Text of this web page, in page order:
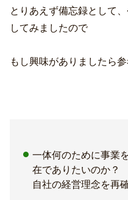
とりあえず備忘録として
してみましたので
もし興味がありましたら
一体何のために事業
在でありたいのか？
自社の経営理念を再